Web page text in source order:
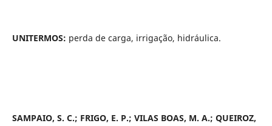
UNITERMOS: perda de carga, irrigação, hidráulica.
SAMPAIO, S. C.; FRIGO, E. P.; VILAS BOAS, M. A.; QUEIROZ,